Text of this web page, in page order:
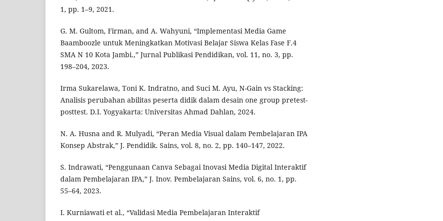
1, pp. 1–9, 2021.
G. M. Gultom, Firman, and A. Wahyuni, “Implementasi Media Game
Baamboozle untuk Meningkatkan Motivasi Belajar Siswa Kelas Fase F.4
SMA N 10 Kota Jambi.,” Jurnal Publikasi Pendidikan, vol. 11, no. 3, pp.
198–204, 2023.
Irma Sukarelawa, Toni K. Indratno, and Suci M. Ayu, N-Gain vs Stacking:
Analisis perubahan abilitas peserta didik dalam desain one group pretest-
posttest. D.I. Yogyakarta: Universitas Ahmad Dahlan, 2024.
N. A. Husna and R. Mulyadi, “Peran Media Visual dalam Pembelajaran IPA
Konsep Abstrak,” J. Pendidik. Sains, vol. 8, no. 2, pp. 140–147, 2022.
S. Indrawati, “Penggunaan Canva Sebagai Inovasi Media Digital Interaktif
dalam Pembelajaran IPA,” J. Inov. Pembelajaran Sains, vol. 6, no. 1, pp.
55–64, 2023.
I. Kurniawati et al., “Validasi Media Pembelajaran Interaktif